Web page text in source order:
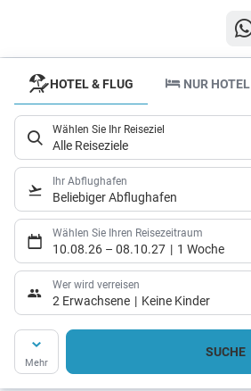
Ob vor
Ort
oder
einfach
online
Entdecken
Sie die Welt
mit uns –
Ihre
Reiseträume,
unser
Anliegen
HOTEL & FLUG NUR HOTEL
Wählen Sie Ihr Reiseziel
Alle Reiseziele
Ihr Abflughafen
Beliebiger Abflughafen
Wählen Sie Ihren Reisezeitraum
10.08.26 – 08.10.27 1 Woche
Wer wird verreisen
2 Erwachsene Keine Kinder
Mehr
SUCHE